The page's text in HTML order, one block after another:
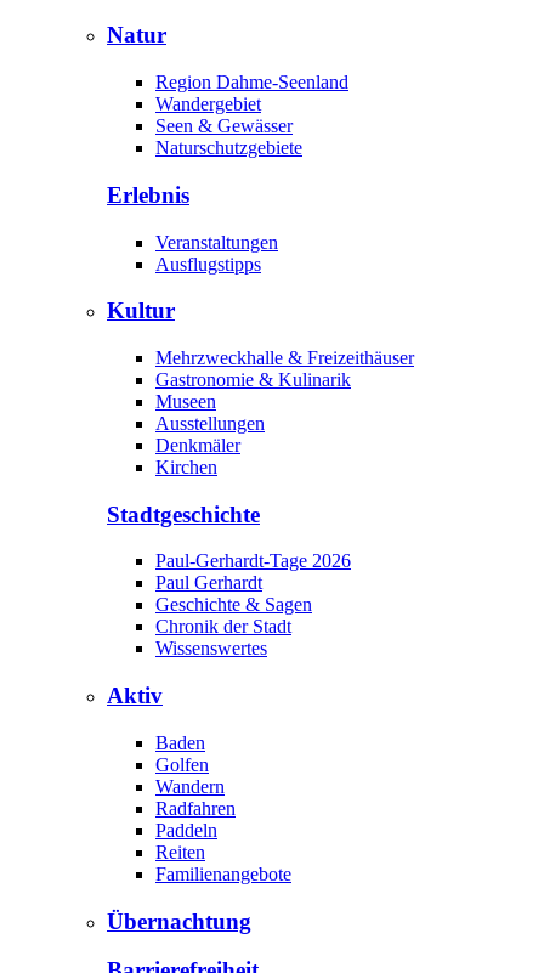
Natur
Region Dahme-Seenland
Wandergebiet
Seen & Gewässer
Naturschutzgebiete
Erlebnis
Veranstaltungen
Ausflugstipps
Kultur
Mehrzweckhalle & Freizeithäuser
Gastronomie & Kulinarik
Museen
Ausstellungen
Denkmäler
Kirchen
Stadtgeschichte
Paul-Gerhardt-Tage 2026
Paul Gerhardt
Geschichte & Sagen
Chronik der Stadt
Wissenswertes
Aktiv
Baden
Golfen
Wandern
Radfahren
Paddeln
Reiten
Familienangebote
Übernachtung